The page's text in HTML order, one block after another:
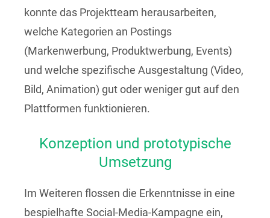
konnte das Projektteam herausarbeiten,
welche Kategorien an Postings
(Markenwerbung, Produktwerbung, Events)
und welche spezifische Ausgestaltung (Video,
Bild, Animation) gut oder weniger gut auf den
Plattformen funktionieren.
Konzeption und prototypische
Umsetzung
Im Weiteren flossen die Erkenntnisse in eine
bespielhafte Social-Media-Kampagne ein,